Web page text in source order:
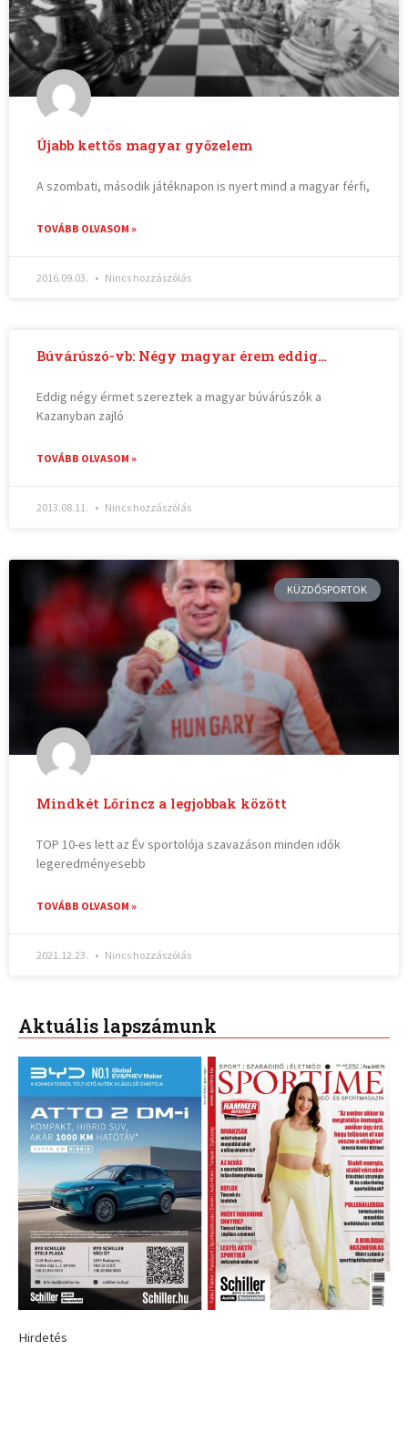
Újabb kettős magyar győzelem
A szombati, második játéknapon is nyert mind a magyar férfi,
TOVÁBB OLVASOM »
2016.09.03. Nincs hozzászólás
Búvárúszó-vb: Négy magyar érem eddig…
Eddig négy érmet szereztek a magyar búvárúszók a
Kazanyban zajló
TOVÁBB OLVASOM »
2013.08.11. Nincs hozzászólás
KÜZDŐSPORTOK
Mindkét Lőrincz a legjobbak között
TOP 10-es lett az Év sportolója szavazáson minden idők
legeredményesebb
TOVÁBB OLVASOM »
2021.12.23. Nincs hozzászólás
Aktuális lapszámunk
Hirdetés